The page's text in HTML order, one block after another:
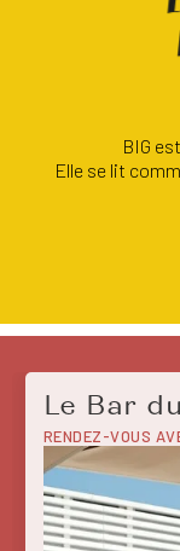
BIG
Elle se lit
Slide 1 of 2.
Le Bar
RENDEZ-VOUS